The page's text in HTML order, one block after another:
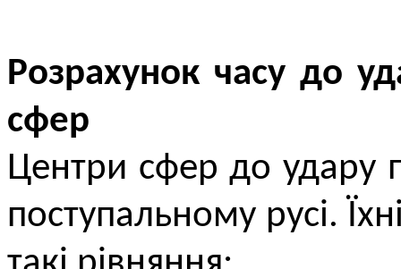
Розрахунок часу до
сфер
Центри сфер до удару
поступальному русі.